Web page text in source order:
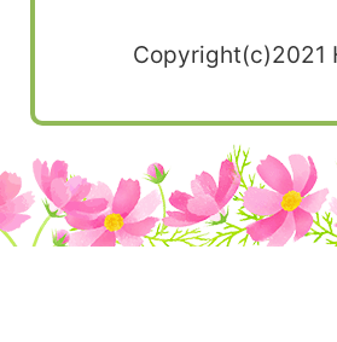
Copyright(c)2021